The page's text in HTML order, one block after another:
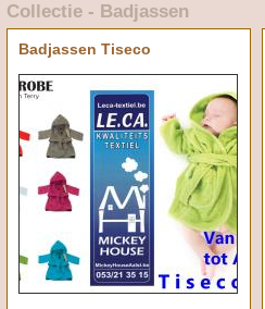
Collectie - Badjassen
Badjassen Tiseco